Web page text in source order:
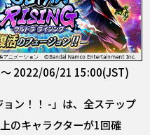
2022/06/21 15:00(JST)
ョン！！ -」は、全ステップ
のキャラクターが1回確